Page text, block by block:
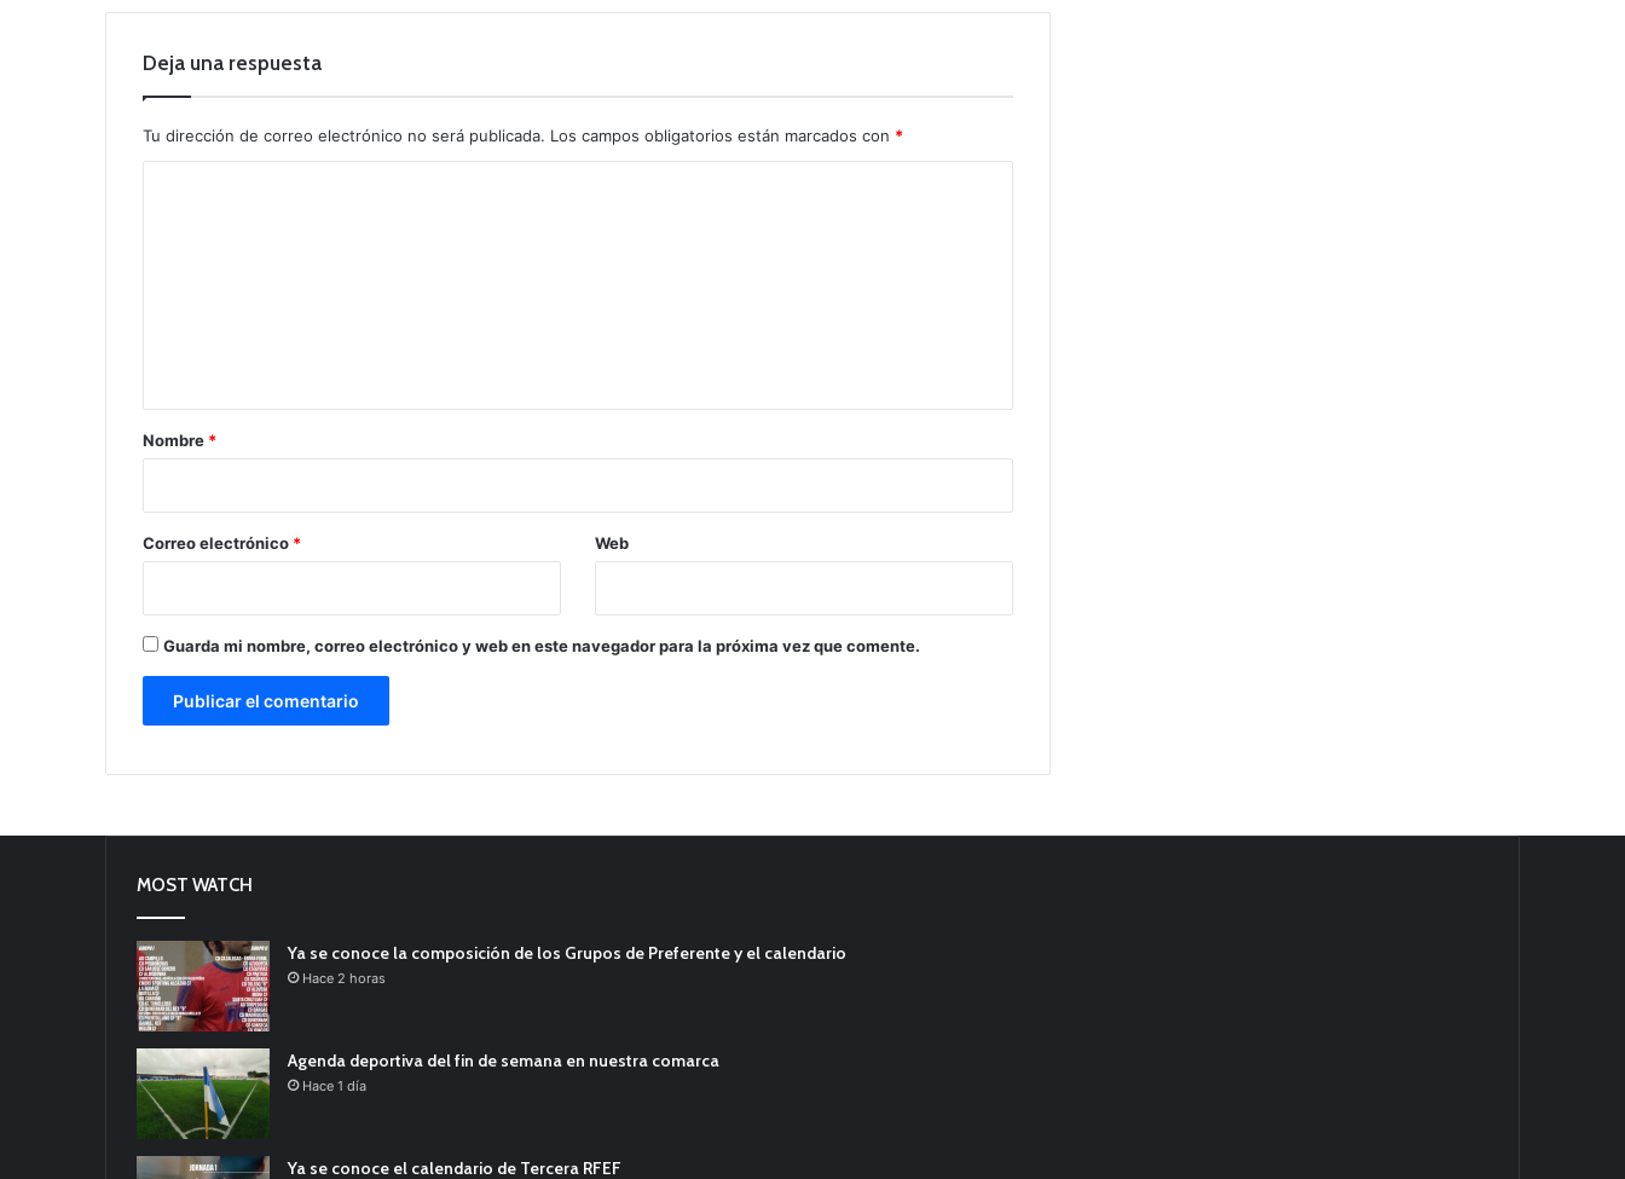
Deja una respuesta
Tu dirección de correo electrónico no será publicada. Los campos obligatorios están marcados con *
r
*
Nombre *
Correo electrónico * Web
Guarda mi nombre, correo electrónico y web en este navegador para la próxima vez que comente.
MOST WATCH
Ya se conoce la composición de los Grupos de Preferente y el calendario
Hace 2 horas
Agenda deportiva del fin de semana en nuestra comarca
Hace 1 día
Ya se conoce el calendario de Tercera RFEF